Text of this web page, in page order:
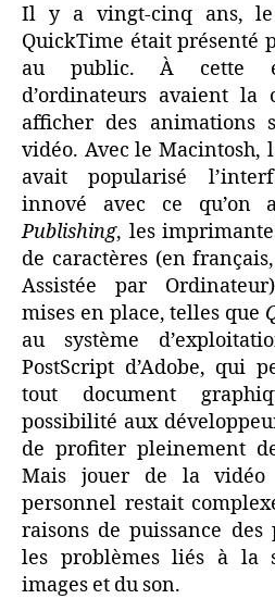
Il y a vingt-cinq ans, le
QuickTime était présenté
au public. À cette
d’ordinateurs avaient la
afficher des animations
vidéo. Avec le Macintosh,
avait popularisé
innové avec ce
Publishing, les
de caractères (en
Assistée par
mises en place, telles que
au système
PostScript d’Adobe, qui
tout document
possibilité aux
de profiter pleinement
Mais jouer de la
personnel restait
raisons de puissance des
les problèmes liés à la
images et du son.